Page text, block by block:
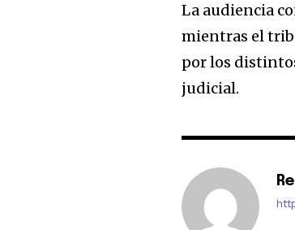
La audiencia
mientras el
por los
judicial.